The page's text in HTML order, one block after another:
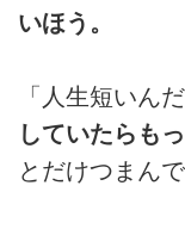
いほう。
「人生短いん
していたらも
とだけつまん